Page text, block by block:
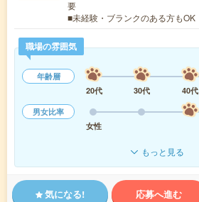
要
■未経験・ブランクのある方もOK
職場の雰囲気
年齢層
20代
30代 40代
男女比率
女性
もっと見る
気になる! 応募へ進む